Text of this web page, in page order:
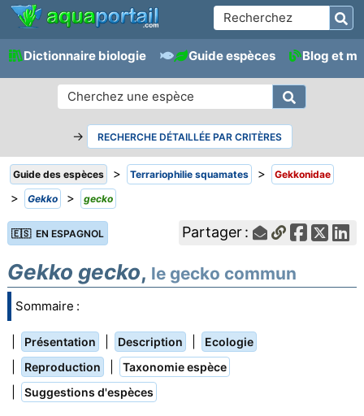
Dictionnaire biologie Guide espèces Blog et
→ RECHERCHE DÉTAILLÉE PAR CRITÈRES
Guide des espèces > Terrariophilie squamates > Gekkonidae
> Gekko > gecko
🇪🇸 EN ESPAGNOL Partager :
Gekko gecko, le gecko commun
Sommaire :
Présentation Description Ecologie
Reproduction Taxonomie espèce
Suggestions d'espèces